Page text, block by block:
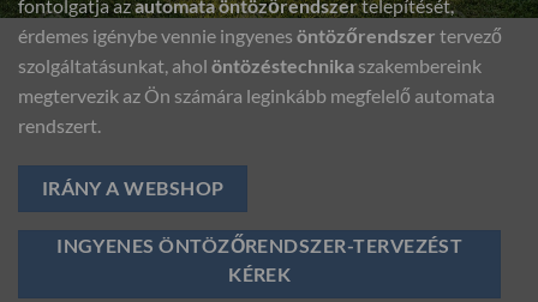
fontolgatja azautomata öntözőrendszertelepítését,
érdemes igénybe vennie ingyenes öntözőrendszer tervező
szolgáltatásunkat, ahol öntözéstechnika szakembereink
megtervezik az Ön számára leginkább megfelelő automata
rendszert.
IRÁNY A WEBSHOP
INGYENES ÖNTÖZŐRENDSZER-TERVEZÉST
KÉREK